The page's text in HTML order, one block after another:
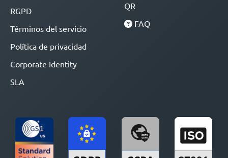
RGPD
Términos del servicio
Política de privacidad
Corporate Identity
SLA
QR
FAQ